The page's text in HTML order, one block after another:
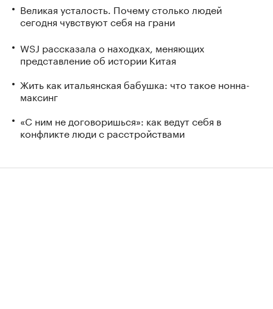
Великая усталость. Почему столько людей
сегодня чувствуют себя на грани
WSJ рассказала о находках, меняющих
представление об истории Китая
Жить как итальянская бабушка: что такое нонна-
максинг
«С ним не договоришься»: как ведут себя в
конфликте люди с расстройствами